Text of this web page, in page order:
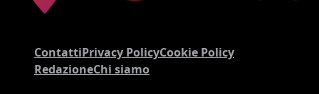
ContattiPrivacy PolicyCookie Policy
RedazioneChi siamo